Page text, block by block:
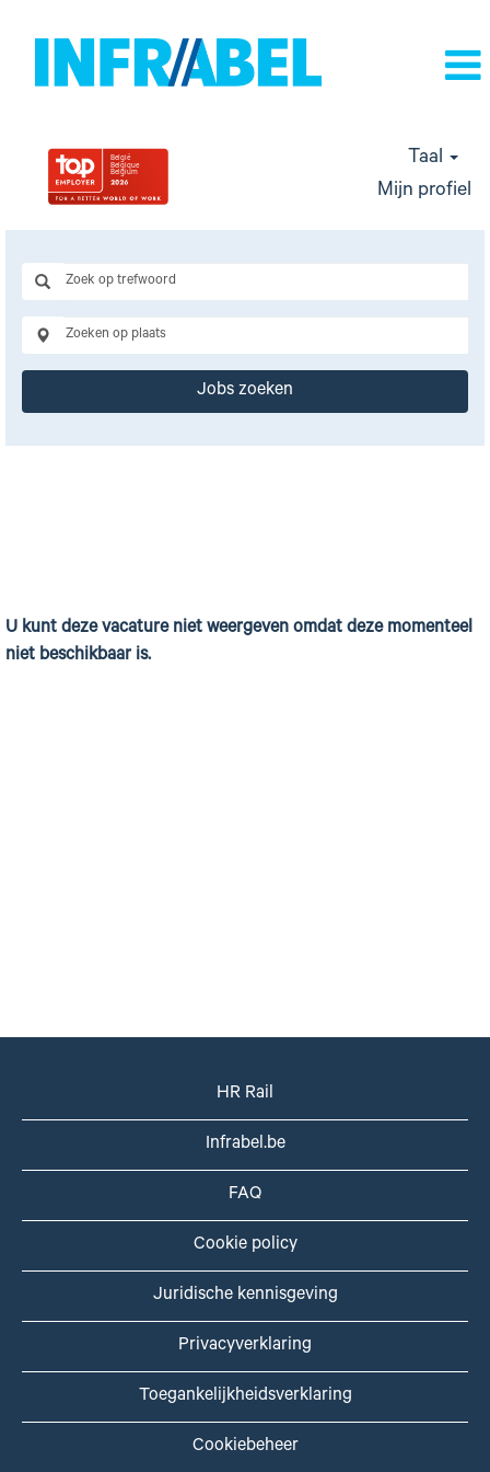
Taal
Mijn profiel
Jobs zoeken
U kunt deze vacature niet weergeven omdat deze momenteel
niet beschikbaar is.
HR Rail
Infrabel.be
FAQ
Cookie policy
Juridische kennisgeving
Privacyverklaring
Toegankelijkheidsverklaring
Cookiebeheer